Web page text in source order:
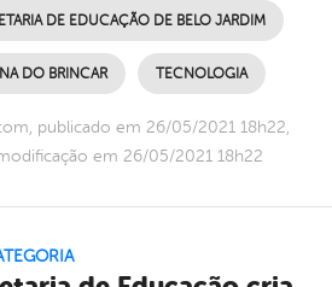
DE EDUCAÇÃO DE BELO JARDIM
DO BRINCAR TECNOLOGIA
publicado em 26/05/2021 18h22,
em 26/05/2021 18h22